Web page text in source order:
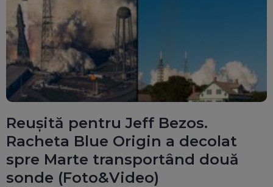
Reușită pentru Jeff Bezos.
Racheta Blue Origin a decolat
spre Marte transportând două
sonde (Foto&Video)